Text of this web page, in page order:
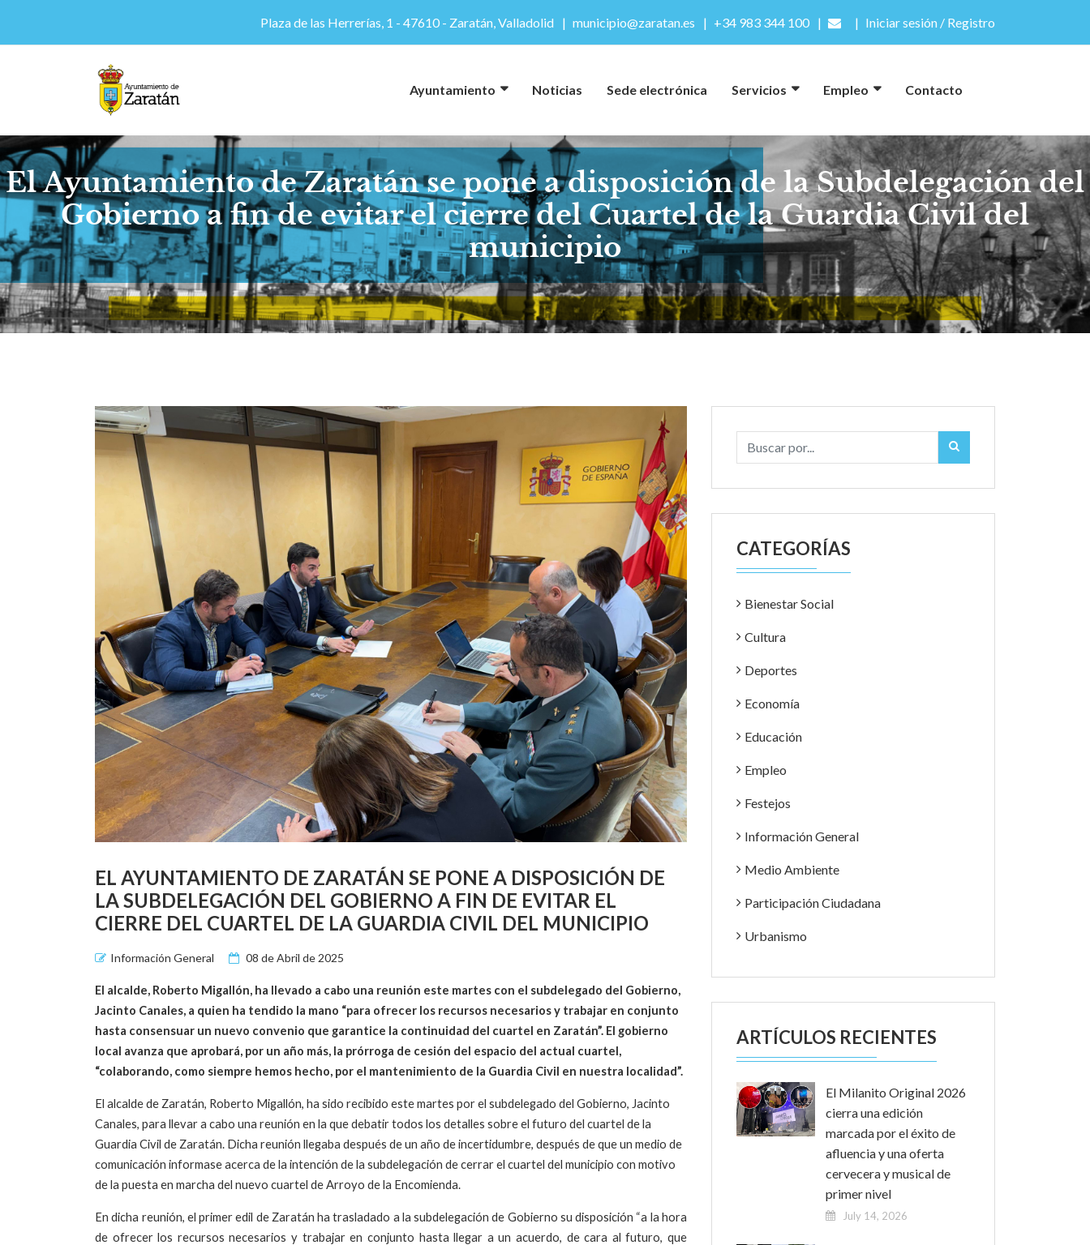
Plaza de las Herrerías, 1 - 47610 - Zaratán, Valladolid municipio@zaratan.es +34 983 344 100 Iniciar sesión / Registro
Ayuntamiento Noticias Sede electrónica Servicios Empleo Contacto
El Ayuntamiento de Zaratán se pone a disposición de la Subdelegación del
Gobierno a fin de evitar el cierre del Cuartel de la Guardia Civil del
municipio
EL AYUNTAMIENTO DE ZARATÁN SE PONE A DISPOSICIÓN DE
LA SUBDELEGACIÓN DEL GOBIERNO A FIN DE EVITAR EL
CIERRE DEL CUARTEL DE LA GUARDIA CIVIL DEL MUNICIPIO
Información General 08 de Abril de 2025
El alcalde, Roberto Migallón, ha llevado a cabo una reunión este martes con el subdelegado del Gobierno,
Jacinto Canales, a quien ha tendido la mano “para ofrecer los recursos necesarios y trabajar en conjunto
hasta consensuar un nuevo convenio que garantice la continuidad del cuartel en Zaratán”. El gobierno
local avanza que aprobará, por un año más, la prórroga de cesión del espacio del actual cuartel,
“colaborando, como siempre hemos hecho, por el mantenimiento de la Guardia Civil en nuestra localidad”.
El alcalde de Zaratán, Roberto Migallón, ha sido recibido este martes por el subdelegado del Gobierno, Jacinto
Canales, para llevar a cabo una reunión en la que debatir todos los detalles sobre el futuro del cuartel de la
Guardia Civil de Zaratán. Dicha reunión llegaba después de un año de incertidumbre, después de que un medio de
comunicación informase acerca de la intención de la subdelegación de cerrar el cuartel del municipio con motivo
de la puesta en marcha del nuevo cuartel de Arroyo de la Encomienda.
En dicha reunión, el primer edil de Zaratán ha trasladado a la subdelegación de Gobierno su disposición “a la hora
de ofrecer los recursos necesarios y trabajar en conjunto hasta llegar a un acuerdo, de cara al futuro, que
CATEGORÍAS
Bienestar Social
Cultura
Deportes
Economía
Educación
Empleo
Festejos
Información General
Medio Ambiente
Participación Ciudadana
Urbanismo
ARTÍCULOS RECIENTES
El Milanito Original 2026
cierra una edición
marcada por el éxito de
afluencia y una oferta
cervecera y musical de
primer nivel
July 14, 2026